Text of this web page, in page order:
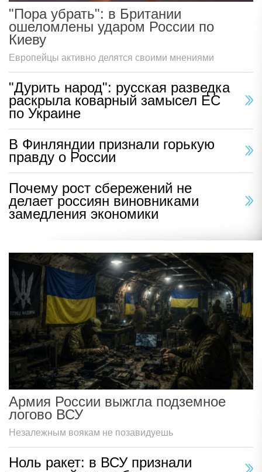
"Пора убрать": в Британии
ошеломлены ударом России по
Киеву
Европейцы активно делятся своими мнениями
"Дурить народ": русская разведка
раскрыла коварный замысел ЕС
по Украине
В Финляндии признали горькую
правду о России
Почему рост сбережений не
делает россиян виновниками
замедления экономики
Армия России выжгла подземное
логово ВСУ
Незалежным воякам не позавидуешь
Ноль ракет: в ВСУ признали